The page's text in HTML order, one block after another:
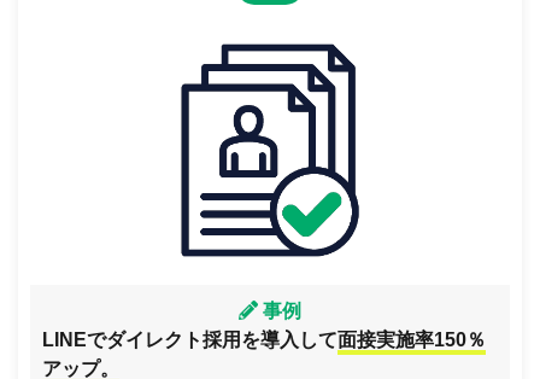
事例
LINEでダイレクト採用を導入して面接実施率150％
アップ。